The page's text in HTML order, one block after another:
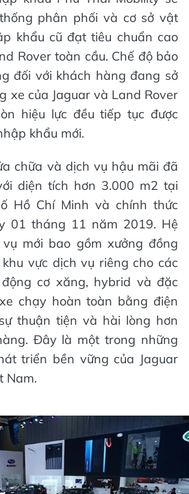
phân phối và cơ sở vật
khẩu cũ đạt tiêu chuẩn cao
Rover toàn cầu. Chế độ bảo
đối với khách hàng đang sở
xe của Jaguar và Land Rover
hiệu lực đều tiếp tục được
khẩu mới.
chữa và dịch vụ hậu mãi đã
diện tích hơn 3.000 m2 tại
Hồ Chí Minh và chính thức
01 tháng 11 năm 2019. Hệ
mới bao gồm xưởng đồng
vực dịch vụ riêng cho các
cơ xăng, hybrid và đặc
chạy hoàn toàn bằng điện
thuận tiện và hài lòng hơn
Đây là một trong những
triển bền vững của Jaguar
Nam.